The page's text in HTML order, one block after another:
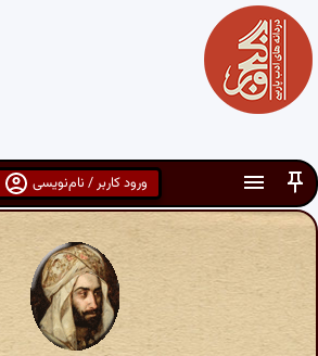
ورود کاربر / نام‌نویسی